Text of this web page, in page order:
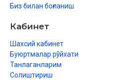
Биз билан боғланиш
Кабинет
Шахсий кабинет
Буюртмалар рўйхати
Танлаганларим
Солиштириш